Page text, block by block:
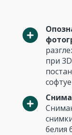
при
белия